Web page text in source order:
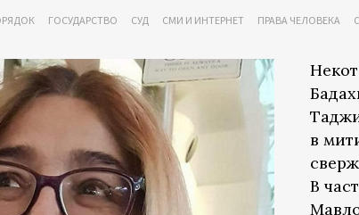
ГОСУДАРСТВО СУД СМИ И ИНТЕРНЕТ ПРАВА ЧЕЛОВЕКА
в
В